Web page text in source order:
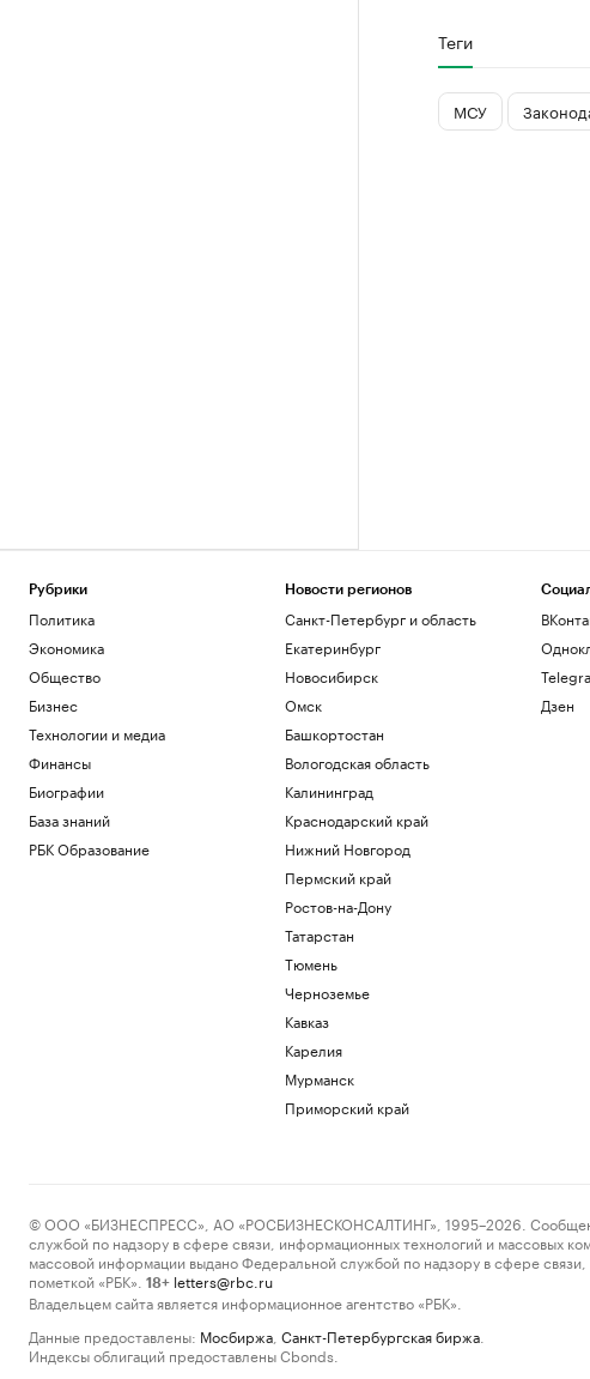
Теги
МСУ
Рубрики
Политика
Экономика
Общество
Бизнес
Технологии и медиа
Финансы
Биографии
База знаний
РБК Образование
Новости регионов
Санкт-Петербург и область
Екатеринбург
Новосибирск
Омск
Башкортостан
Вологодская область
Калининград
Краснодарский край
Нижний Новгород
Пермский край
Ростов-на-Дону
Татарстан
Тюмень
Черноземье
Кавказ
Карелия
Мурманск
Приморский край
Дзен
© ООО «БИЗНЕСПРЕСС», АО «РОСБИЗНЕСКОНСАЛТИНГ», 1995–2026. Сообщения
службой по надзору в сфере связи, информационных технологий и массовых
массовой информации выдано Федеральной службой по надзору в сфере
пометкой «РБК».
18+ letters@rbc.ru
Владельцем сайта является информационное агентство «РБК».
Данные предоставлены: Мосбиржа Санкт-Петербургская биржа
Индексы облигаций предоставлены Cbonds.